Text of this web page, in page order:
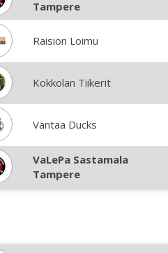
Tampere
Raision Loimu
Kokkolan Tiikerit
Vantaa Ducks
VaLePa Sastamala
Tampere